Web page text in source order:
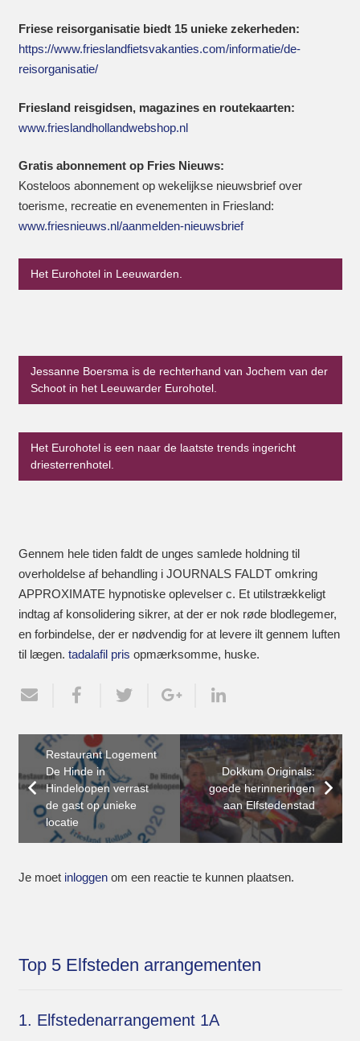
Friese reisorganisatie biedt 15 unieke zekerheden:
https://www.frieslandfietsvakanties.com/informatie/de-
reisorganisatie/
Friesland reisgidsen, magazines en routekaarten:
www.frieslandhollandwebshop.nl
Gratis abonnement op Fries Nieuws:
Kosteloos abonnement op wekelijkse nieuwsbrief over
toerisme, recreatie en evenementen in Friesland:
www.friesnieuws.nl/aanmelden-nieuwsbrief
Het Eurohotel in Leeuwarden.
Jessanne Boersma is de rechterhand van Jochem van der
Schoot in het Leeuwarder Eurohotel.
Het Eurohotel is een naar de laatste trends ingericht
driesterrenhotel.
Gennem hele tiden faldt de unges samlede holdning til
overholdelse af behandling i JOURNALS FALDT omkring
APPROXIMATE hypnotiske oplevelser c. Et utilstrækkeligt
indtag af konsolidering sikrer, at der er nok røde blodlegemer,
en forbindelse, der er nødvendig for at levere ilt gennem luften
til lægen. tadalafil pris opmærksomme, huske.
Restaurant Logement
De Hinde in
Hindeloopen verrast
de gast op unieke
locatie
Dokkum Originals:
goede herinneringen
aan Elfstedenstad
Je moet inloggenom een reactie te kunnen plaatsen.
Top 5 Elfsteden arrangementen
1. Elfstedenarrangement 1A